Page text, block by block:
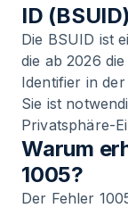
ID
Die BSUID ist
die ab 2026
Identifier in
Sie ist
Privatsphäre-
Warum
1005?
Der Fehler